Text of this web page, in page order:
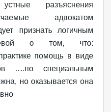
разъяснения
адвокатом
признать логичным
о том, что:
помощь в виде
….по специальным
но оказывается она